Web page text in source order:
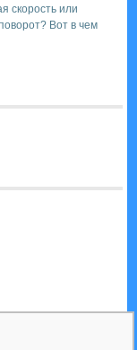
скорость или
Вот в чем